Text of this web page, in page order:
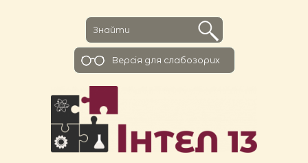
Версiя для слабозорих